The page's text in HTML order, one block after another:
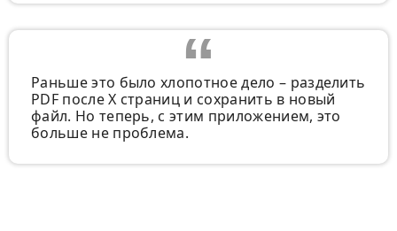
Раньше это было хлопотное дело – разделить
PDF после X страниц и сохранить в новый
файл. Но теперь, с этим приложением, это
больше не проблема.